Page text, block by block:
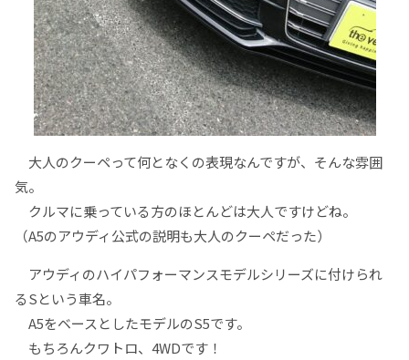
大人のクーペって何となくの表現なんですが、そんな雰囲
気。
クルマに乗っている方のほとんどは大人ですけどね。
（A5のアウディ公式の説明も大人のクーペだった）
アウディのハイパフォーマンスモデルシリーズに付けられ
るSという車名。
A5をベースとしたモデルのS5です。
もちろんクワトロ、4WDです！